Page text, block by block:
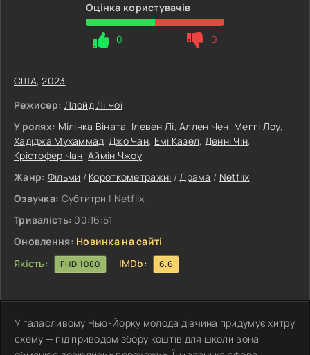
Оцінка користувачів
0 0
США,2023
Режисер: Ллойд Лі Чої
У ролях: Мілінка Віната, Ілевен Лі,Аллен Чен, Меггі Лоу,
Хадіджа Мухаммад,Джо Чан, Емі Казел, Денні Чін,
Крістофер Чан,Аймін Чжоу
Жанр: Фільми / Короткометражні /Драма / Netflix
Озвучка: Субтитри | Netflix
Тривалість: 00:16:51
Оновлення: Новинка на сайті
Якість:
FHD 1080 IMDb: 6.6
У галасливому Нью-Йорку молода дівчина придумує хитру
схему — під приводом збору коштів для школи вона